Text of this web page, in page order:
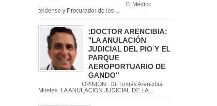
El Médico
teldense y Procurador de los ...
:DOCTOR ARENCIBIA:
"LA ANULACIÓN
JUDICIAL DEL PIO Y EL
PARQUE
AEROPORTUARIO DE
GANDO"
OPINIÓN Dr. Tomás Arencibia
Mireles LA ANULACIÓN JUDICIAL DE LA ...